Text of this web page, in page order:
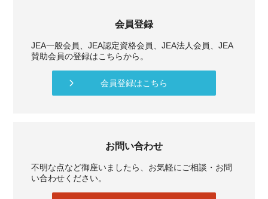
会員登録
JEA一般会員、JEA認定資格会員、JEA法人会員、JEA
賛助会員の登録はこちらから。
会員登録はこちら
お問い合わせ
不明な点など御座いましたら、お気軽にご相談・お問
い合わせください。